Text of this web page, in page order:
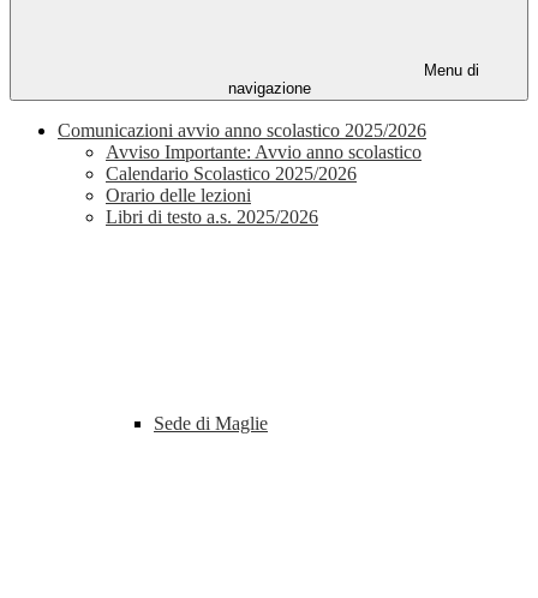
Menu di
navigazione
Comunicazioni avvio anno scolastico 2025/2026
Avviso Importante: Avvio anno scolastico
Calendario Scolastico 2025/2026
Orario delle lezioni
Libri di testo a.s. 2025/2026
Sede di Maglie